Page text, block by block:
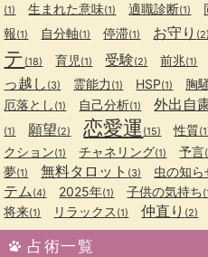
(1) 生まれた意味(1) 適職診断(1)
報(1) 自分軸(1) 停滞(1) お守り (2)
テ (18) 育児 (1) 受験(2) 前兆(1)
っ越し (3) 霊能力 (1) HSP(1) 胸
厄落とし (1) 自己分析(1) 外出自
(1) 願望(2) 恋愛運 (15) 性質
クション(1) チャネリング(1) 予言
夢(1) 無料タロット (3) 虫の知ら
テム(4) 2025年(1) 子供の気持ち
将来(1) リラックス (1) 仲直り (2)
占術一覧